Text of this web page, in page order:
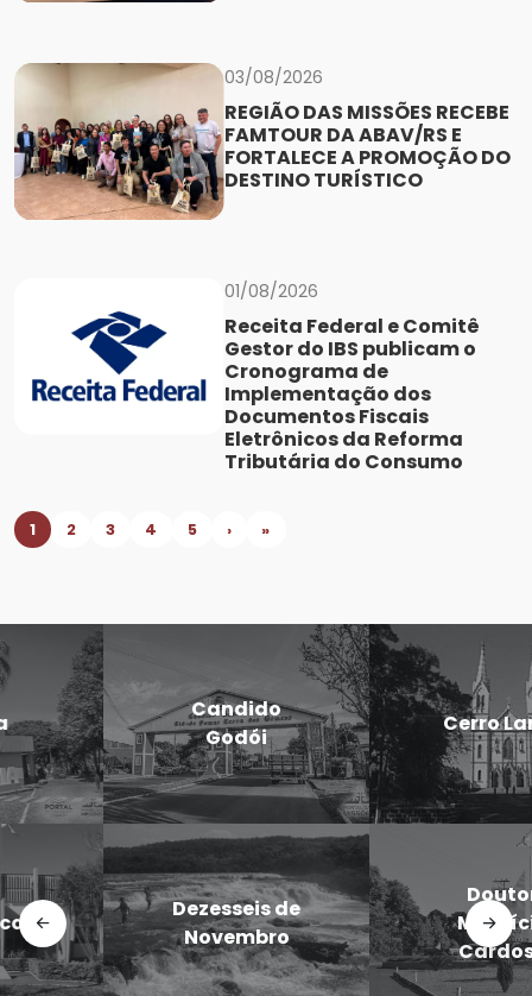
03/08/2026
REGIÃO DAS MISSÕES RECEBE
FAMTOUR DA ABAV/RS E
FORTALECE A PROMOÇÃO DO
DESTINO TURÍSTICO
01/08/2026
Receita Federal e Comitê
Gestor do IBS publicam o
Cronograma de
Implementação dos
Documentos Fiscais
Eletrônicos da Reforma
Tributária do Consumo
1 2 3 4 5 › »
Candido
Godói
Cerro Largo
Dezesseis de
Novembro
Doutor
Maurício
Cardoso